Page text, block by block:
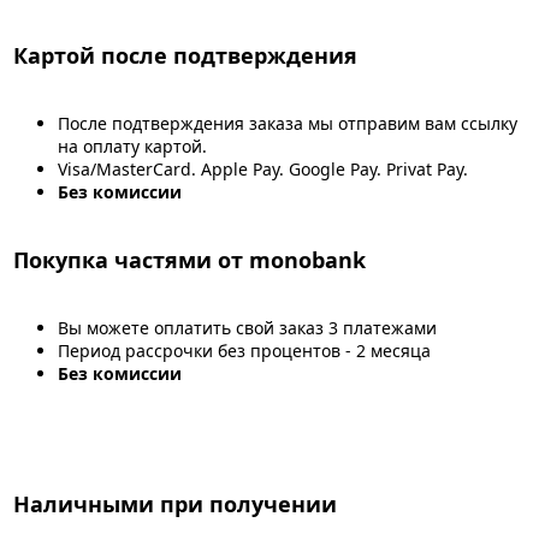
Картой после подтверждения
После подтверждения заказа мы отправим вам ссылку
на оплату картой.
Visa/MasterCard. Apple Pay. Google Pay. Privat Pay.
Без комиссии
Покупка частями от monobank
Вы можете оплатить свой заказ 3 платежами
Период рассрочки без процентов - 2 месяца
Без комиссии
Наличными при получении